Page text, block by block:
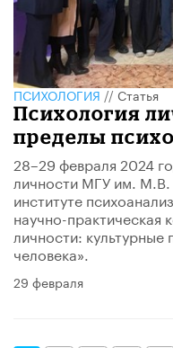
ПСИХОЛОГИЯ//Статья
Психология
пределы
28–29 февраля 2024
личности МГУ им.
институте
научно-практическая
личности: культурные
человека».
29 февраля